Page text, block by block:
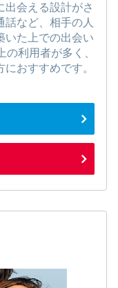
出会える設計がさ
話など、相手の人
いた上での出会い
利用者が多く、
おすすめです。